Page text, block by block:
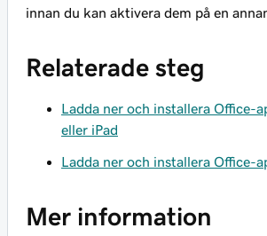
innan du kan aktivera dem på en
Relaterade steg
Ladda ner och installera Office-
eller iPad
Ladda ner och installera Office-
Mer information